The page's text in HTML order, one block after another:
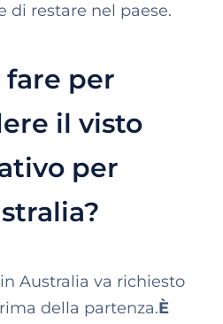
di restare nel paese.
fare per
il visto
per
Australia va richiesto
della partenza.È